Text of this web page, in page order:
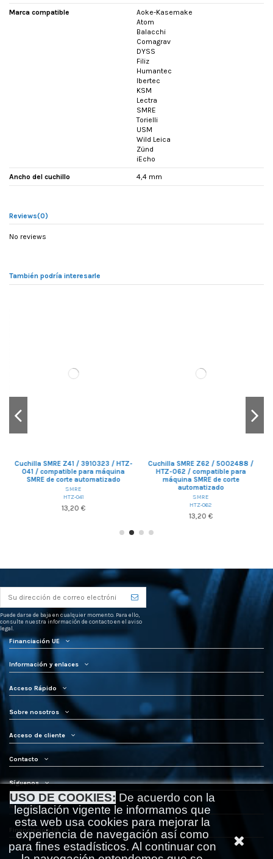
Marca compatible
Aoke-Kasemake
Atom
Balacchi
Comagrav
DYSS
Filiz
Humantec
Ibertec
KSM
Lectra
SMRE
Torielli
USM
Wild Leica
Zünd
iEcho
Ancho del cuchillo 4,4 mm
Reviews(0)
No reviews
También podría interesarle
Cuchilla SMRE Z41 / 3910323 / HTZ-
041 / compatible para máquina
SMRE de corte automatizado
SMRE
HTZ-041
13,20 €
Cuchilla SMRE Z62 / 5002488 /
HTZ-062 / compatible para
máquina SMRE de corte
automatizado
SMRE
HTZ-062
13,20 €
Puede darse de baja en cualquier momento. Para ello,
consulte nuestra información de contacto en el aviso
legal.
Financiación UE
Información y enlaces
Acceso Rápido
Sobre nosotros
Acceso de cliente
Contacto
USO DE COOKIES: De acuerdo con la
legislación vigente le informamos que
esta web usa cookies para mejorar la
experiencia de navegación así como
para fines estadísticos. Al continuar con
Síguenos
Newsletter
Financiación UE